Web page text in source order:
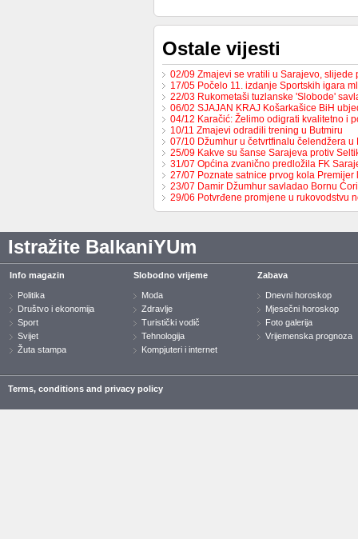
Ostale vijesti
02/09 Zmajevi se vratili u Sarajevo,
17/05 Počelo 11. izdanje Sportskih igara
22/03 Rukometaši tuzlanske 'Slobode'
06/02 SJAJAN KRAJ Košarkašice BiH
04/12 Karačić: Želimo odigrati kvalitetno i
10/11 Zmajevi odradili trening u Butmiru
07/10 Džumhur u četvrtfinalu čelendžera u
25/09 Kakve su šanse Sarajeva protiv
31/07 Općina zvanično predložila FK
27/07 Poznate satnice prvog kola
23/07 Damir Džumhur savladao Bornu
29/06 Potvrđene promjene u rukovodstvu
Istražite BalkaniYUm
Info magazin
Politika
Društvo i ekonomija
Sport
Svijet
Žuta stampa
Slobodno vrijeme
Moda
Zdravlje
Turistički vodič
Tehnologija
Kompjuteri i internet
Zabava
Dnevni horoskop
Mjesečni horoskop
Foto galerija
Vrijemenska prognoza
Terms, conditions and privacy policy